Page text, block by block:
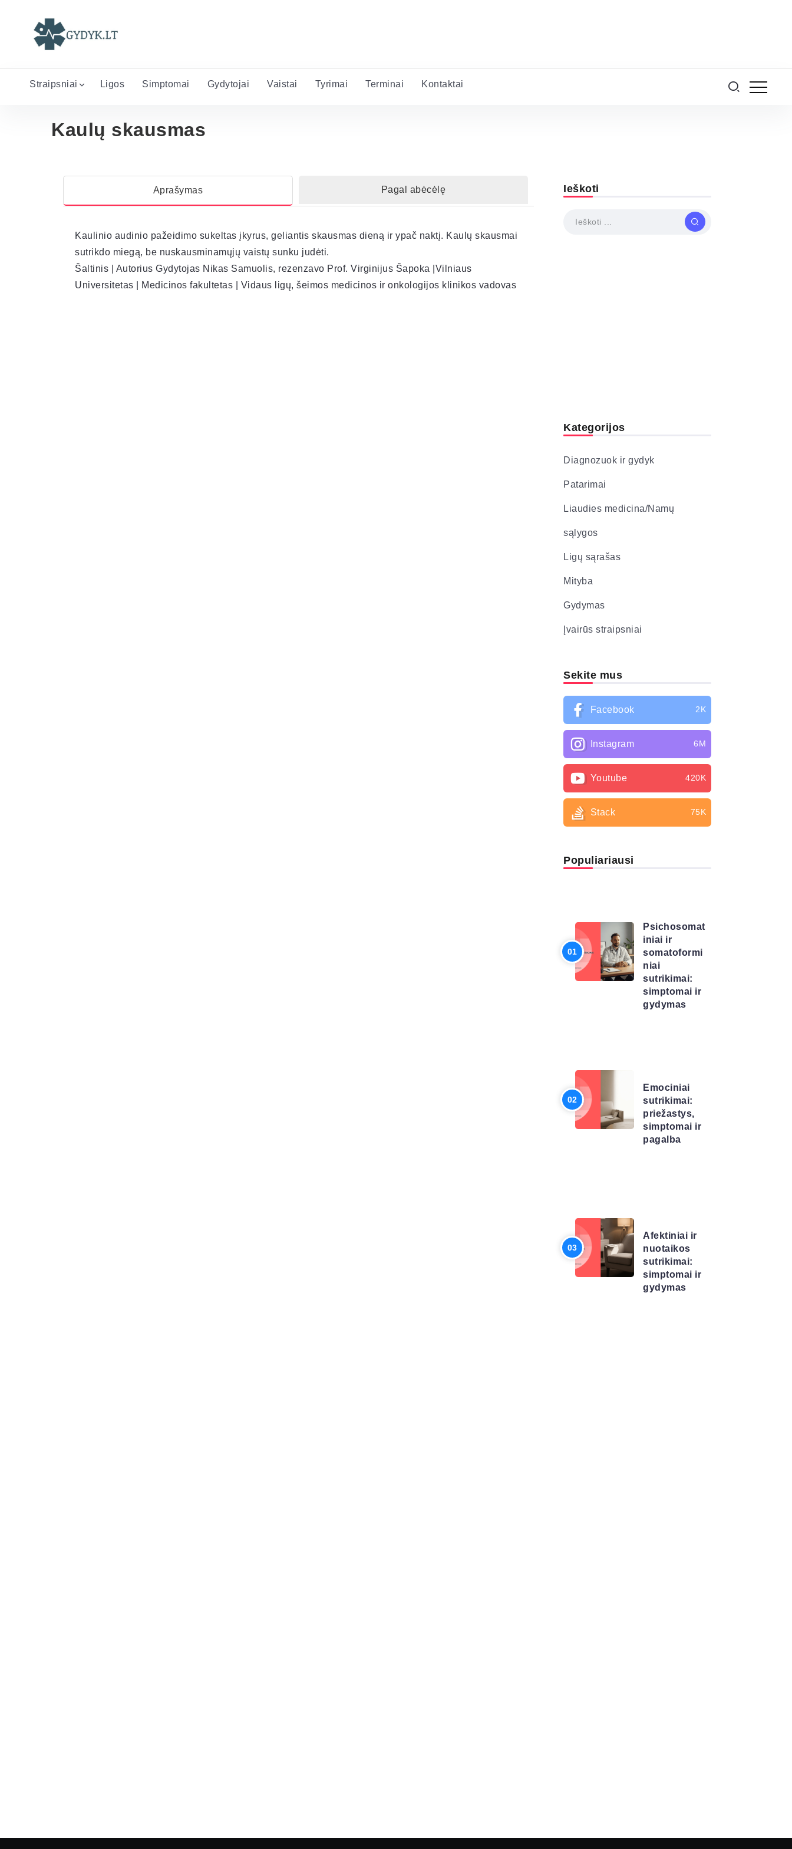
Straipsniai Ligos Simptomai Gydytojai Vaistai Tyrimai Terminai Kontaktai
Kaulų skausmas
Aprašymas Pagal abėcėlę
Kaulinio audinio pažeidimo sukeltas įkyrus, geliantis skausmas dieną ir ypač naktį. Kaulų skausmai
sutrikdo miegą, be nuskausminamųjų vaistų sunku judėti.
Šaltinis | Autorius Gydytojas Nikas Samuolis, rezenzavo Prof. Virginijus Šapoka |Vilniaus
Universitetas | Medicinos fakultetas | Vidaus ligų, šeimos medicinos ir onkologijos klinikos vadovas
Ieškoti
Kategorijos
Diagnozuok ir gydyk
Patarimai
Liaudies medicina/Namų
sąlygos
Ligų sąrašas
Mityba
Gydymas
Įvairūs straipsniai
Sekite mus
Facebook 2K
Instagram 6M
Youtube 420K
Stack 75K
Populiariausi
Psichosomat
iniai ir
somatoformi
niai
sutrikimai:
simptomai ir
gydymas
Emociniai
sutrikimai:
priežastys,
simptomai ir
pagalba
Afektiniai ir
nuotaikos
sutrikimai:
simptomai ir
gydymas